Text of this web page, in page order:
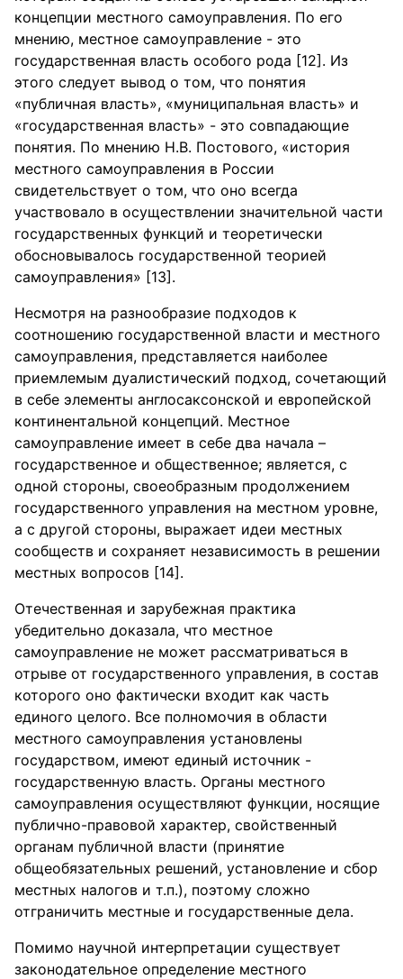
концепции местного самоуправления. По его
мнению, местное самоуправление - это
государственная власть особого рода [12]. Из
этого следует вывод о том, что понятия
«публичная власть», «муниципальная власть» и
«государственная власть» - это совпадающие
понятия. По мнению Н.В. Постового, «история
местного самоуправления в России
свидетельствует о том, что оно всегда
участвовало в осуществлении значительной части
государственных функций и теоретически
обосновывалось государственной теорией
самоуправления» [13].
Несмотря на разнообразие подходов к
соотношению государственной власти и местного
самоуправления, представляется наиболее
приемлемым дуалистический подход, сочетающий
в себе элементы англосаксонской и европейской
континентальной концепций. Местное
самоуправление имеет в себе два начала –
государственное и общественное; является, с
одной стороны, своеобразным продолжением
государственного управления на местном уровне,
а с другой стороны, выражает идеи местных
сообществ и сохраняет независимость в решении
местных вопросов [14].
Отечественная и зарубежная практика
убедительно доказала, что местное
самоуправление не может рассматриваться в
отрыве от государственного управления, в состав
которого оно фактически входит как часть
единого целого. Все полномочия в области
местного самоуправления установлены
государством, имеют единый источник -
государственную власть. Органы местного
самоуправления осуществляют функции, носящие
публично-правовой характер, свойственный
органам публичной власти (принятие
общеобязательных решений, установление и сбор
местных налогов и т.п.), поэтому сложно
отграничить местные и государственные дела.
Помимо научной интерпретации существует
законодательное определение местного